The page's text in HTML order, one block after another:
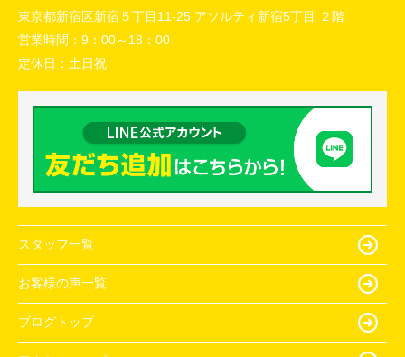
東京都新宿区新宿５丁目11-25 アソルティ新宿5丁目 ２階
営業時間： 9：00～18：00
定休日： 土日祝
スタッフ一覧
お客様の声一覧
ブログトップ